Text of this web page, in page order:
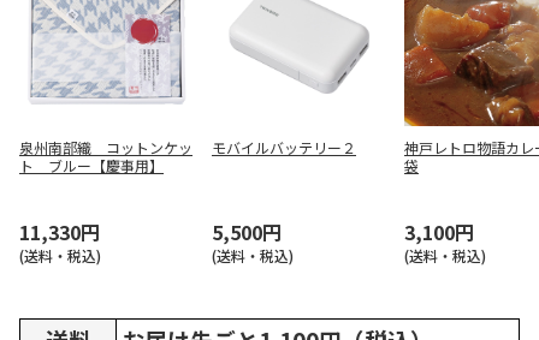
泉州南部織 コットンケッ
ト ブルー【慶事用】
11,330円
(送料・税込)
モバイルバッテリー２
5,500円
(送料・税込)
神戸レトロ物語カ
袋
3,100円
(送料・税込)